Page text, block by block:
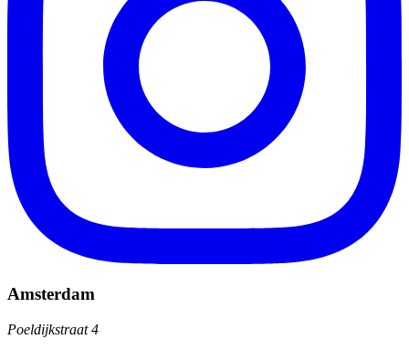
Amsterdam
Poeldijkstraat 4